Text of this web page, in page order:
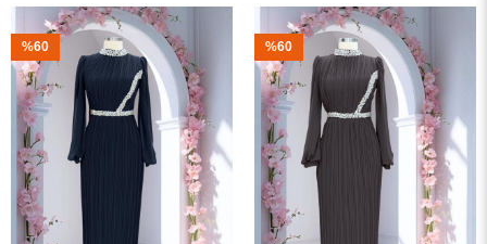
%60 %60